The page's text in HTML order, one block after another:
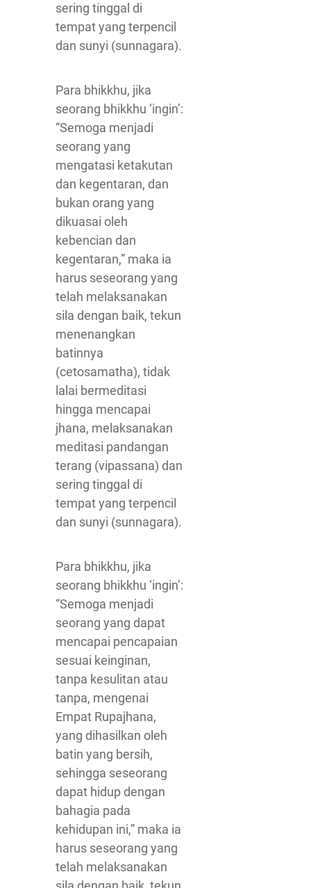
sering tinggal di
tempat yang terpencil
dan sunyi (sunnagara).
Para bhikkhu, jika
seorang bhikkhu ‘ingin’:
“Semoga menjadi
seorang yang
mengatasi ketakutan
dan kegentaran, dan
bukan orang yang
dikuasai oleh
kebencian dan
kegentaran,” maka ia
harus seseorang yang
telah melaksanakan
sila dengan baik, tekun
menenangkan
batinnya
(cetosamatha), tidak
lalai bermeditasi
hingga mencapai
jhana, melaksanakan
meditasi pandangan
terang (vipassana) dan
sering tinggal di
tempat yang terpencil
dan sunyi (sunnagara).
Para bhikkhu, jika
seorang bhikkhu ‘ingin’:
“Semoga menjadi
seorang yang dapat
mencapai pencapaian
sesuai keinginan,
tanpa kesulitan atau
tanpa, mengenai
Empat Rupajhana,
yang dihasilkan oleh
batin yang bersih,
sehingga seseorang
dapat hidup dengan
bahagia pada
kehidupan ini,” maka ia
harus seseorang yang
telah melaksanakan